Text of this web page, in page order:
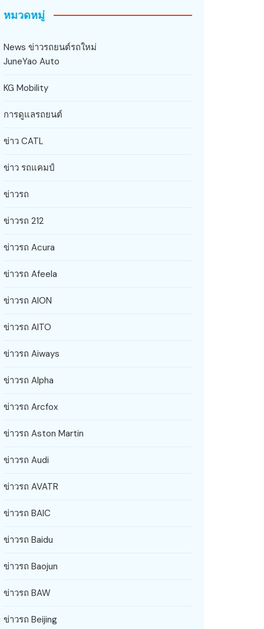
หมวดหมู่
News ข่าวรถยนต์รถใหม่
JuneYao Auto
KG Mobility
การดูแลรถยนต์
ข่าว CATL
ข่าว รถแคมป์
ข่าวรถ
ข่าวรถ 212
ข่าวรถ Acura
ข่าวรถ Afeela
ข่าวรถ AION
ข่าวรถ AITO
ข่าวรถ Aiways
ข่าวรถ Alpha
ข่าวรถ Arcfox
ข่าวรถ Aston Martin
ข่าวรถ Audi
ข่าวรถ AVATR
ข่าวรถ BAIC
ข่าวรถ Baidu
ข่าวรถ Baojun
ข่าวรถ BAW
ข่าวรถ Beijing